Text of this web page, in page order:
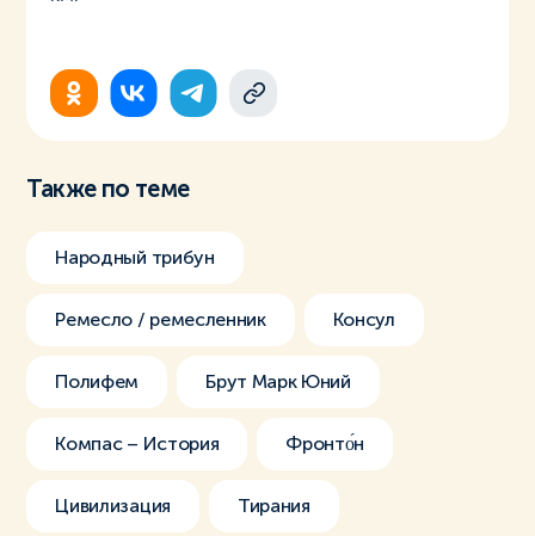
Также по теме
Народный трибун
Ремесло / ремесленник Консул
Полифем Брут Марк Юний
Компас – История Фронто́н
Цивилизация Тирания